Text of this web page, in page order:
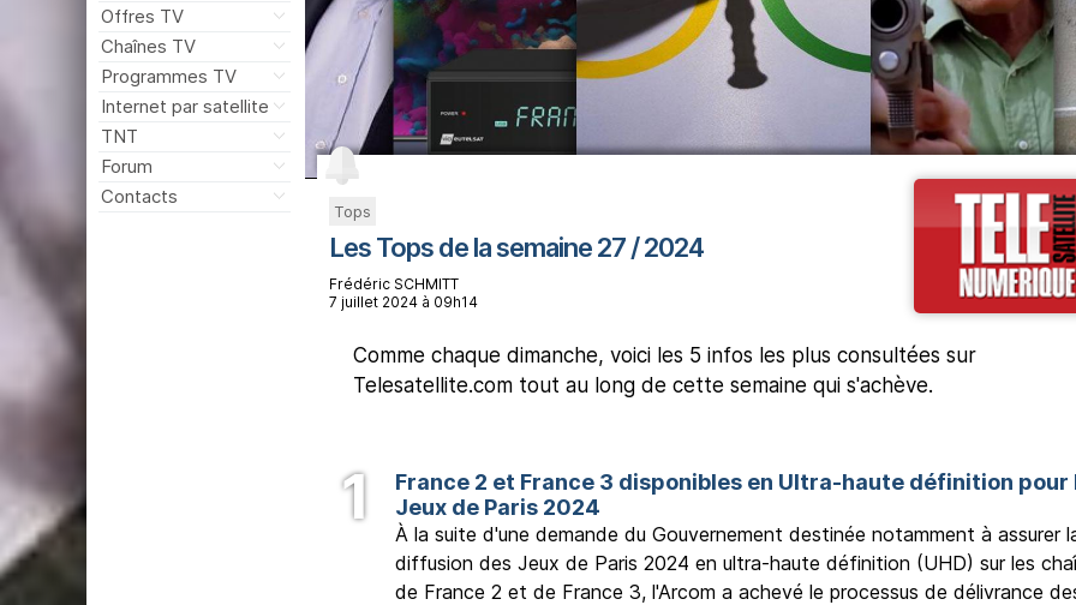
Offres TV
Chaînes TV
Programmes TV
Internet par satellite
TNT
Forum
Contacts
Tops
Les Tops de la semaine 27 / 2024
Frédéric SCHMITT
7 juillet 2024 à 09h14
Comme chaque dimanche, voici les 5 infos les plus consultées sur
Telesatellite.com tout au long de cette semaine qui s'achève.
France 2 et France 3 disponibles en Ultra-haute définition pour
Jeux de Paris 2024
À la suite d'une demande du Gouvernement destinée notamment à assurer
diffusion des Jeux de Paris 2024 en ultra-haute définition (UHD) sur les
de France 2 et de France 3, l'Arcom a achevé le processus de délivrance